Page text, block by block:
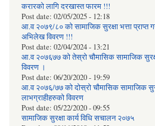
करारको लागि दरखास्त फारम !!!
Post date: 02/05/2025 - 12:18
आ.व २०७९/८० को सामाजिक सुरक्षा भत्ता प्राप्त
अभिलेख विवरण !!!
Post date: 02/04/2024 - 13:21
आ.व २०७६७७ को तेस्रो चौमासिक सामाजिक
विवरण ।
Post date: 06/20/2020 - 19:59
आ.व २०७६/७७ को दोस्रो चौमासिक सामाजिक
लाभग्राहीहरुको विवरण
Post date: 05/22/2020 - 09:55
सामाजिक सुरक्षा कार्य विधि स‌चालन २०७५